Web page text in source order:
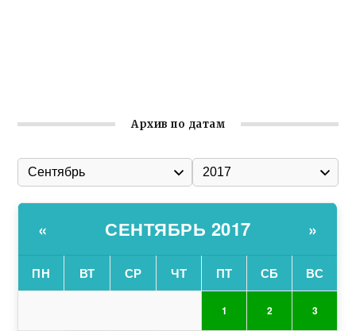
Архив по датам
« СЕНТЯБРЬ 2017 »
ПН ВТ СР ЧТ ПТ СБ ВС
1 2 3